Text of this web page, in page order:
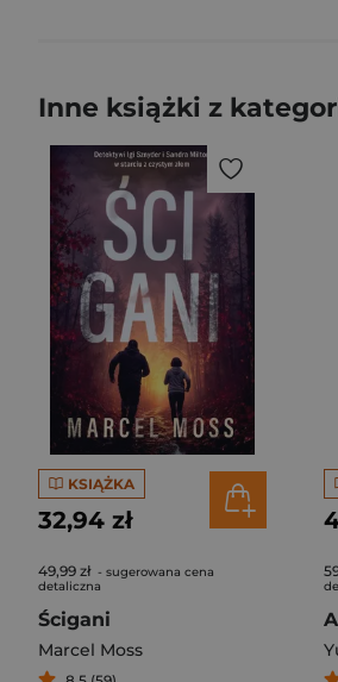
Inne książki z
KSIĄŻKA
32,94 zł
49,99 zł - sugerowana cena
detaliczna
Ścigani
Marcel Moss